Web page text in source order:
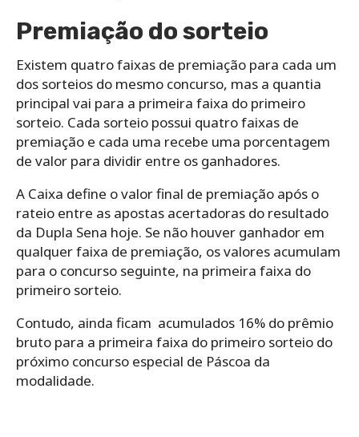
Premiação do sorteio
Existem quatro faixas de premiação para cada um
dos sorteios do mesmo concurso, mas a quantia
principal vai para a primeira faixa do primeiro
sorteio. Cada sorteio possui quatro faixas de
premiação e cada uma recebe uma porcentagem
de valor para dividir entre os ganhadores.
A Caixa define o valor final de premiação após o
rateio entre as apostas acertadoras do resultado
da Dupla Sena hoje. Se não houver ganhador em
qualquer faixa de premiação, os valores acumulam
para o concurso seguinte, na primeira faixa do
primeiro sorteio.
Contudo, ainda ficam acumulados 16% do prêmio
bruto para a primeira faixa do primeiro sorteio do
próximo concurso especial de Páscoa da
modalidade.